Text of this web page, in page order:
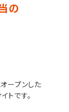
の
ープンした
トです。